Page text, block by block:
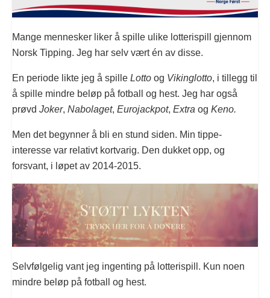
Mange mennesker liker å spille ulike lotterispill gjennom
Norsk Tipping. Jeg har selv vært én av disse.
En periode likte jeg å spille Lotto og Vikinglotto, i tillegg til
å spille mindre beløp på fotball og hest. Jeg har også
prøvd Joker, Nabolaget, Eurojackpot, Extra og Keno.
Men det begynner å bli en stund siden. Min tippe-
interesse var relativt kortvarig. Den dukket opp, og
forsvant, i løpet av 2014-2015.
Selvfølgelig vant jeg ingenting på lotterispill. Kun noen
mindre beløp på fotball og hest.